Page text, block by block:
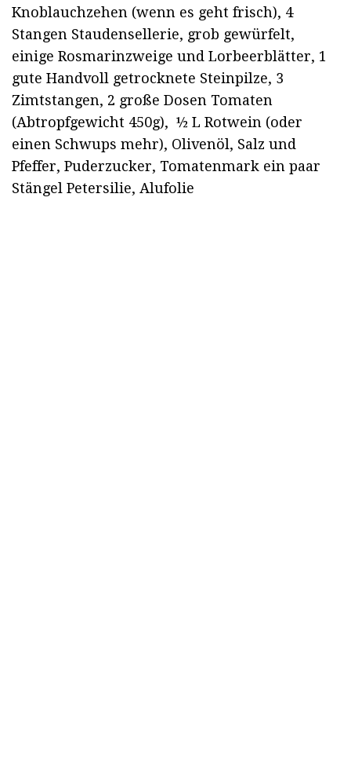
Knoblauchzehen (wenn es geht frisch), 4
Stangen Staudensellerie, grob gewürfelt,
einige Rosmarinzweige und Lorbeerblätter, 1
gute Handvoll getrocknete Steinpilze, 3
Zimtstangen, 2 große Dosen Tomaten
(Abtropfgewicht 450g), ½ L Rotwein (oder
einen Schwups mehr), Olivenöl, Salz und
Pfeffer, Puderzucker, Tomatenmark ein paar
Stängel Petersilie, Alufolie